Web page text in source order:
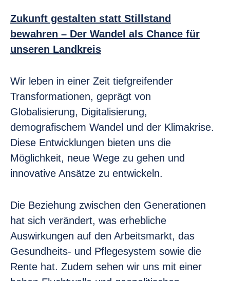
Zukunft gestalten statt Stillstand
bewahren – Der Wandel als Chance für
unseren Landkreis
Wir leben in einer Zeit tiefgreifender
Transformationen, geprägt von
Globalisierung, Digitalisierung,
demografischem Wandel und der Klimakrise.
Diese Entwicklungen bieten uns die
Möglichkeit, neue Wege zu gehen und
innovative Ansätze zu entwickeln.
Die Beziehung zwischen den Generationen
hat sich verändert, was erhebliche
Auswirkungen auf den Arbeitsmarkt, das
Gesundheits- und Pflegesystem sowie die
Rente hat. Zudem sehen wir uns mit einer